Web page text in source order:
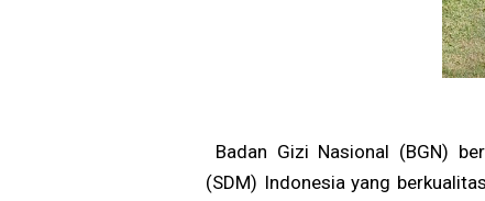
Badan Gizi Nasional (BGN)
(SDM) Indonesia yang